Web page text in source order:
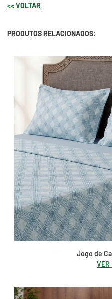
<< VOLTAR
PRODUTOS RELACIONADOS:
Jogo de
VER